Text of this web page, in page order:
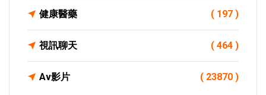
健康醫藥 ( 197 )
視訊聊天 ( 464 )
Av影片 ( 23870 )